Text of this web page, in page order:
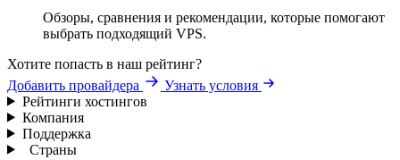
Обзоры, сравнения и рекомендации, которые помогают
выбрать подходящий VPS.
Хотите попасть в наш рейтинг?
Добавить провайдера
Узнать условия
Рейтинги хостингов
Компания
Поддержка
Страны